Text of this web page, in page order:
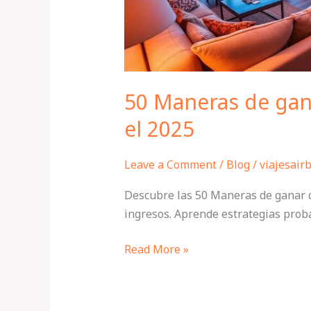
50 Maneras de
el 2025
Leave a Comment/ Blog/
Descubre las 50 Maneras de
ingresos. Aprende estrategias
Read More »